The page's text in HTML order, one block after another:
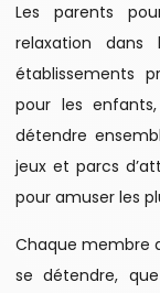
Les parents
relaxation dans
établissements
pour les
détendre
jeux et parcs
pour amuser les
Chaque membre
se détendre,